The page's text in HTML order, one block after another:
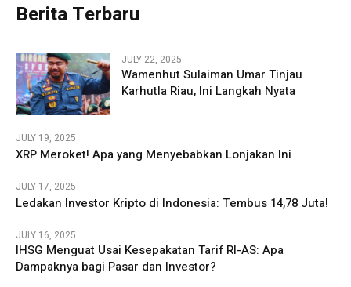
Berita Terbaru
JULY 22, 2025
Wamenhut Sulaiman Umar Tinjau
Karhutla Riau, Ini Langkah Nyata
JULY 19, 2025
XRP Meroket! Apa yang Menyebabkan Lonjakan Ini
JULY 17, 2025
Ledakan Investor Kripto di Indonesia: Tembus 14,78 Juta!
JULY 16, 2025
IHSG Menguat Usai Kesepakatan Tarif RI-AS: Apa
Dampaknya bagi Pasar dan Investor?